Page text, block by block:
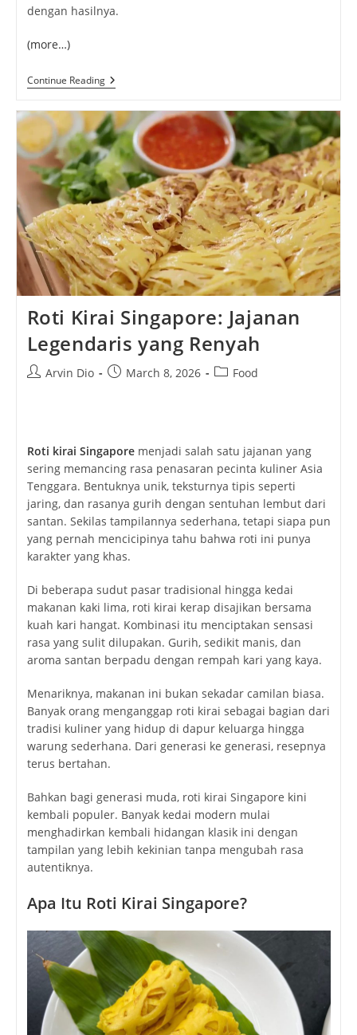
dengan hasilnya.
(more…)
Continue ReadingResep
Laksa
Autentik,
Kuah
Rempah
Yang
Kaya
Roti Kirai Singapore: Jajanan
Legendaris yang Renyah
PostArvin Dio
PostMarch 8, 2026
PostFood
Roti kirai Singaporemenjadi salah satu jajanan yang
sering memancing rasa penasaran pecinta kuliner Asia
Tenggara. Bentuknya unik, teksturnya tipis seperti
jaring, dan rasanya gurih dengan sentuhan lembut dari
santan. Sekilas tampilannya sederhana, tetapi siapa pun
yang pernah mencicipinya tahu bahwa roti ini punya
karakter yang khas.
Di beberapa sudut pasar tradisional hingga kedai
makanan kaki lima, roti kirai kerap disajikan bersama
kuah kari hangat. Kombinasi itu menciptakan sensasi
rasa yang sulit dilupakan. Gurih, sedikit manis, dan
aroma santan berpadu dengan rempah kari yang kaya.
Menariknya, makanan ini bukan sekadar camilan biasa.
Banyak orang menganggap roti kirai sebagai bagian dari
tradisi kuliner yang hidup di dapur keluarga hingga
warung sederhana. Dari generasi ke generasi, resepnya
terus bertahan.
Bahkan bagi generasi muda, roti kirai Singapore kini
kembali populer. Banyak kedai modern mulai
menghadirkan kembali hidangan klasik ini dengan
tampilan yang lebih kekinian tanpa mengubah rasa
autentiknya.
Apa Itu Roti Kirai Singapore?